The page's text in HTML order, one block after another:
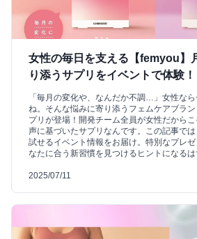
女性の毎日を支える【femyou】
り添うサプリをイベントで体験！
「毎月の変化や、なんだか不調…」女性な
ね。そんな悩みに寄り添うフェムケアブラ
プリが登場！開発チーム全員が女性だから
声に基づいたサプリなんです。この記事では
試せるイベント情報をお届け。特別なプレ
なたに合う新習慣を見つけるヒントになるは
2025/07/11